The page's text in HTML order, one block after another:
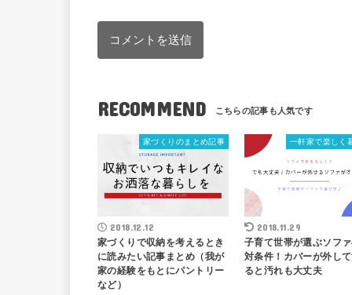
RECOMMEND
家づくりのまとめ記事
2018.12.12
家づくりで収納を考えるとき
に読みたい記事まとめ（我が
家の経験をもとにパントリー
など）
一軒家で楽しく
2018.11.29
子育て世帯が選ぶソフ
対条件！カバーが外し
ると汚れも大丈夫